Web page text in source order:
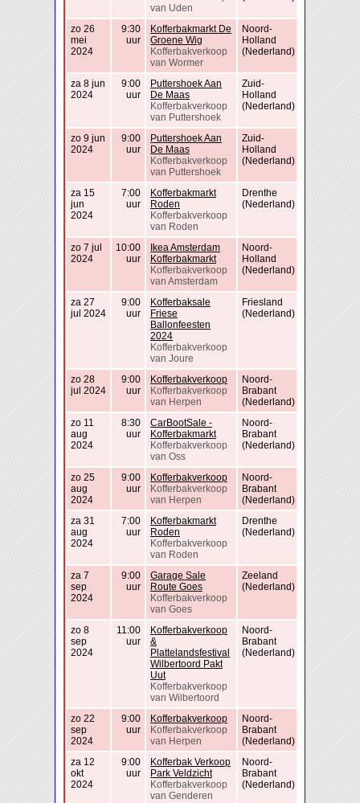
van Uden
zo 26
mei
2024
9:30
uur
Kofferbakmarkt De
Groene Wig
Kofferbakverkoop
van Wormer
Noord-
Holland
(Nederland)
za 8 jun
2024
9:00
uur
Puttershoek Aan
De Maas
Kofferbakverkoop
van Puttershoek
Zuid-
Holland
(Nederland)
zo 9 jun
2024
9:00
uur
Puttershoek Aan
De Maas
Kofferbakverkoop
van Puttershoek
Zuid-
Holland
(Nederland)
za 15
jun
2024
7:00
uur
Kofferbakmarkt
Roden
Kofferbakverkoop
van Roden
Drenthe
(Nederland)
zo 7 jul
2024
10:00
uur
Ikea Amsterdam
Kofferbakmarkt
Kofferbakverkoop
van Amsterdam
Noord-
Holland
(Nederland)
za 27
jul 2024
9:00
uur
Kofferbaksale
Friese
Ballonfeesten
2024
Kofferbakverkoop
van Joure
Friesland
(Nederland)
zo 28
jul 2024
9:00
uur
Kofferbakverkoop
Kofferbakverkoop
van Herpen
Noord-
Brabant
(Nederland)
zo 11
aug
2024
8:30
uur
CarBootSale -
Kofferbakmarkt
Kofferbakverkoop
van Oss
Noord-
Brabant
(Nederland)
zo 25
aug
2024
9:00
uur
Kofferbakverkoop
Kofferbakverkoop
van Herpen
Noord-
Brabant
(Nederland)
za 31
aug
2024
7:00
uur
Kofferbakmarkt
Roden
Kofferbakverkoop
van Roden
Drenthe
(Nederland)
za 7
sep
2024
9:00
uur
Garage Sale
Route Goes
Kofferbakverkoop
van Goes
Zeeland
(Nederland)
zo 8
sep
2024
11:00
uur
Kofferbakverkoop
&
Plattelandsfestival
Wilbertoord Pakt
Uut
Kofferbakverkoop
van Wilbertoord
Noord-
Brabant
(Nederland)
zo 22
sep
2024
9:00
uur
Kofferbakverkoop
Kofferbakverkoop
van Herpen
Noord-
Brabant
(Nederland)
za 12
okt
2024
9:00
uur
Kofferbak Verkoop
Park Veldzicht
Kofferbakverkoop
van Genderen
Noord-
Brabant
(Nederland)